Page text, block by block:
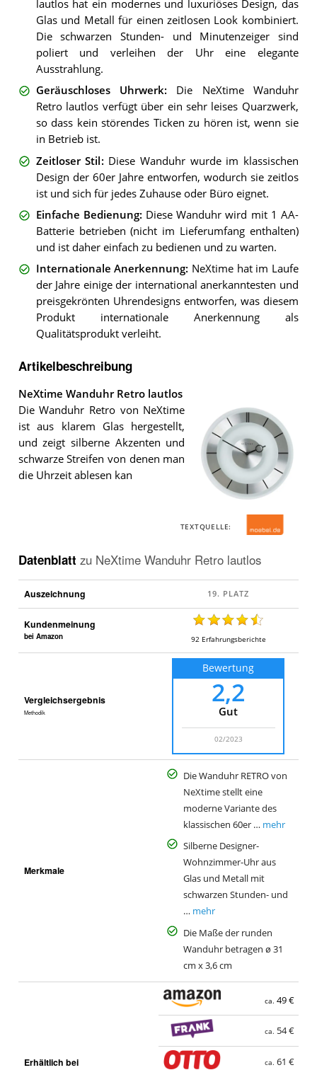
lautlos hat ein modernes und luxuriöses Design, das
Glas und Metall für einen zeitlosen Look kombiniert.
Die schwarzen Stunden- und Minutenzeiger sind
poliert und verleihen der Uhr eine elegante
Ausstrahlung.
Geräuschloses Uhrwerk: Die NeXtime Wanduhr
Retro lautlos verfügt über ein sehr leises Quarzwerk,
so dass kein störendes Ticken zu hören ist, wenn sie
in Betrieb ist.
Zeitloser Stil: Diese Wanduhr wurde im klassischen
Design der 60er Jahre entworfen, wodurch sie zeitlos
ist und sich für jedes Zuhause oder Büro eignet.
Einfache Bedienung: Diese Wanduhr wird mit 1 AA-
Batterie betrieben (nicht im Lieferumfang enthalten)
und ist daher einfach zu bedienen und zu warten.
Internationale Anerkennung: NeXtime hat im Laufe
der Jahre einige der international anerkanntesten und
preisgekrönten Uhrendesigns entworfen, was diesem
Produkt internationale Anerkennung als
Qualitätsprodukt verleiht.
Artikelbeschreibung
NeXtime Wanduhr Retro lautlos
NeXtime
lautlos.
Die Wanduhr Retro von NeXtime
ist aus klarem Glas hergestellt,
und zeigt silberne Akzenten und
schwarze Streifen von denen man
die Uhrzeit ablesen kan
TEXTQUELLE:
Datenblatt zu NeXtime Wanduhr Retro lautlos
Auszeichnung
Kundenmeinung
bei Amazon 92 Erfahrungsberichte
Vergleichsergebnis
Methodik
Bewertung
2,2
Gut
02/2023
Merkmale
Die Wanduhr RETRO von
NeXtime stellt eine
moderne Variante des
klassischen 60er … mehr
Silberne Designer-
Wohnzimmer-Uhr aus
Glas und Metall mit
schwarzen Stunden- und
… mehr
Die Maße der runden
Wanduhr betragen ø 31
cm x 3,6 cm
Erhältlich bei
ca. 49 €
ca. 54 €
ca. 61 €